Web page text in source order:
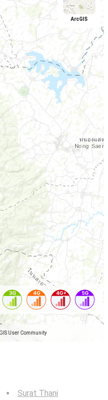
User Community
ArcGIS
Surat Thani